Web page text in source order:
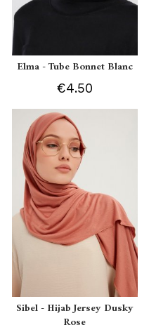
Elma - Tube Bonnet Blanc
€4.50
Sibel - Hijab Jersey Dusky
Rose